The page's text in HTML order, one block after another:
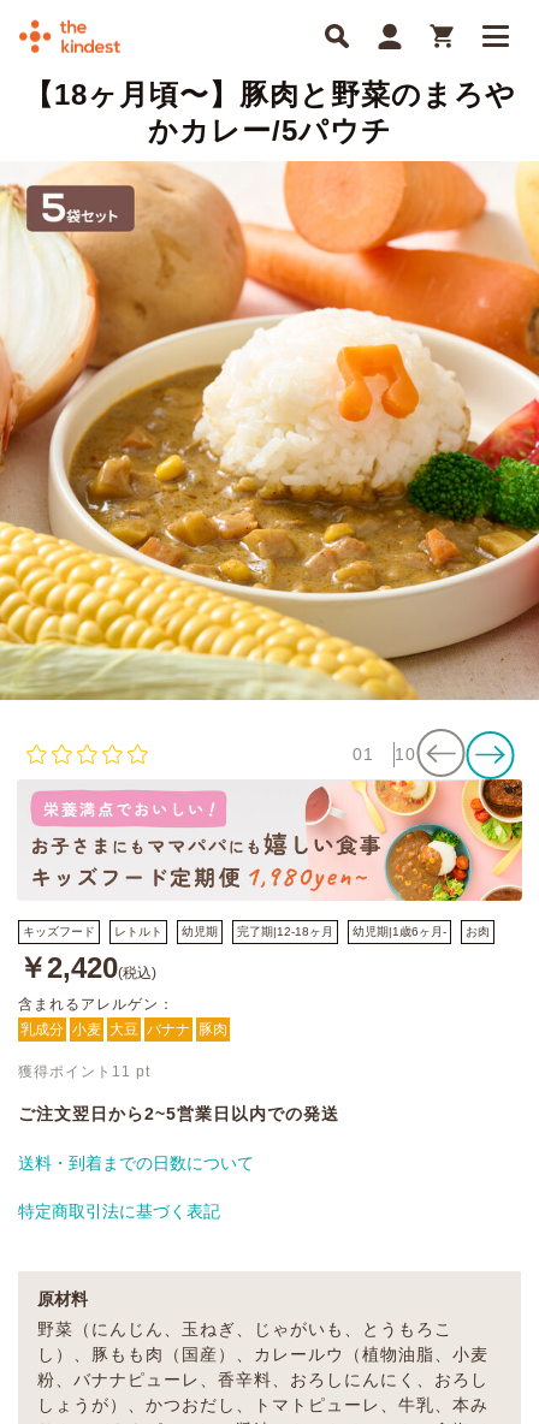
【18ヶ月頃〜】豚肉と野菜のまろや
かカレー/5パウチ
01 10
キッズフード レトルト 幼児期 完了期|12-18ヶ月 幼児期|1歳6ヶ月- お肉
￥2,420(税込)
含まれるアレルゲン：
乳成分 小麦 大豆 バナナ 豚肉
獲得ポイント 11 pt
ご注文翌日から2~5営業日以内での発送
送料・到着までの日数について
特定商取引法に基づく表記
原材料
野菜（にんじん、玉ねぎ、じゃがいも、とうもろこ
し）、豚もも肉（国産）、カレールウ（植物油脂、小麦
粉、バナナピューレ、香辛料、おろしにんにく、おろし
しょうが）、かつおだし、トマトピューレ、牛乳、本み